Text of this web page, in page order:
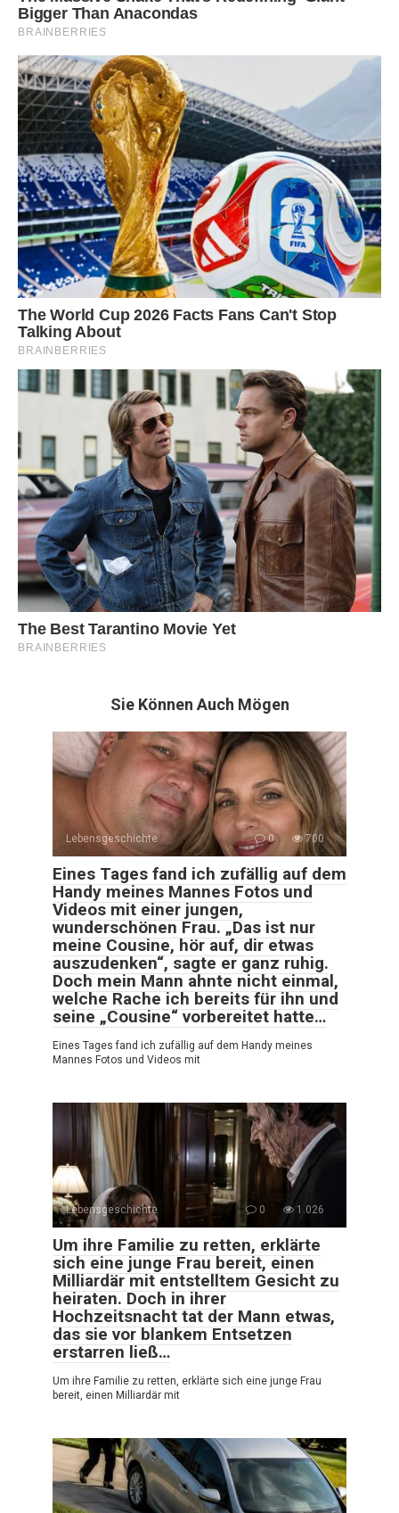
Sie Können Auch Mögen
Lebensgeschichte 0 700
Eines Tages fand ich zufällig auf dem
Handy meines Mannes Fotos und
Videos mit einer jungen,
wunderschönen Frau. „Das ist nur
meine Cousine, hör auf, dir etwas
auszudenken“, sagte er ganz ruhig.
Doch mein Mann ahnte nicht einmal,
welche Rache ich bereits für ihn und
seine „Cousine“ vorbereitet hatte…
Eines Tages fand ich zufällig auf dem Handy meines
Mannes Fotos und Videos mit
Lebensgeschichte 0 1.026
Um ihre Familie zu retten, erklärte
sich eine junge Frau bereit, einen
Milliardär mit entstelltem Gesicht zu
heiraten. Doch in ihrer
Hochzeitsnacht tat der Mann etwas,
das sie vor blankem Entsetzen
erstarren ließ…
Um ihre Familie zu retten, erklärte sich eine junge Frau
bereit, einen Milliardär mit